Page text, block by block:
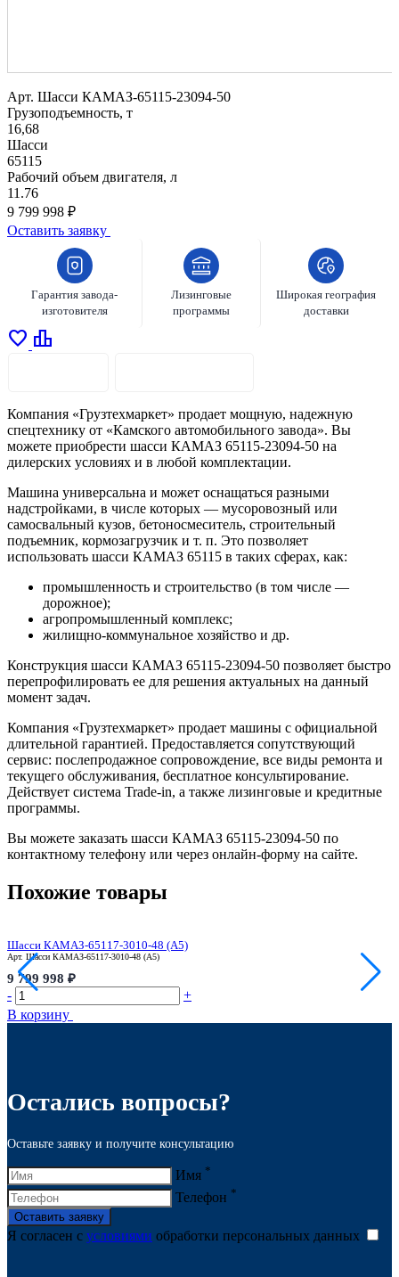
Арт. Шасси КАМАЗ-65115-23094-50
Грузоподъемность, т
16,68
Шасси
65115
Рабочий объем двигателя, л
11.76
9 799 998 ₽
Оставить заявку
Гарантия завода-
изготовителя
Лизинговые
программы
Широкая география
доставки
favorite leaderboard
Компания «Грузтехмаркет» продает мощную, надежную
спецтехнику от «Камского автомобильного завода». Вы
можете приобрести шасси КАМАЗ 65115-23094-50 на
дилерских условиях и в любой комплектации.
Машина универсальна и может оснащаться разными
надстройками, в числе которых — мусоровозный или
самосвальный кузов, бетоносмеситель, строительный
подъемник, кормозагрузчик и т. п. Это позволяет
использовать шасси КАМАЗ 65115 в таких сферах, как:
промышленность и строительство (в том числе —
дорожное);
агропромышленный комплекс;
жилищно-коммунальное хозяйство и др.
Конструкция шасси КАМАЗ 65115-23094-50 позволяет быстро
перепрофилировать ее для решения актуальных на данный
момент задач.
Компания «Грузтехмаркет» продает машины с официальной
длительной гарантией. Предоставляется сопутствующий
сервис: послепродажное сопровождение, все виды ремонта и
текущего обслуживания, бесплатное консультирование.
Действует система Trade-in, а также лизинговые и кредитные
программы.
Вы можете заказать шасси КАМАЗ 65115-23094-50 по
контактному телефону или через онлайн-форму на сайте.
Похожие товары
Шасси КАМАЗ-65117-3010-48 (A5)
Арт. Шасси КАМАЗ-65117-3010-48 (A5)
9 799 998 ₽
-
+
В корзину
Остались вопросы?
Оставьте заявку и получите консультацию
Имя *
Телефон *
Оставить заявку
Я согласен с условиями обработки персональных данных